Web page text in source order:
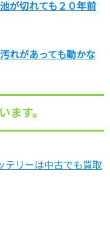
が切れても２０年前
れがあっても動かな
ます。
リーは中古でも買取